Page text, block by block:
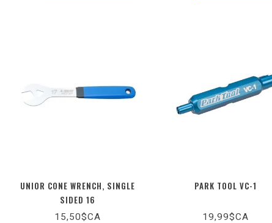
UNIOR CONE WRENCH, SINGLE
SIDED 16
15,50$CA
PARK TOOL VC-1
19,99$CA